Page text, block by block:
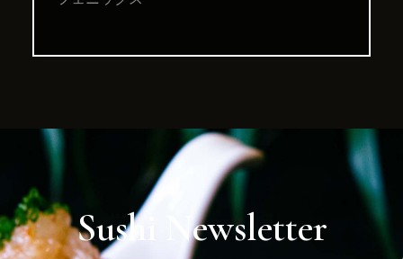
Sushi Newsletter